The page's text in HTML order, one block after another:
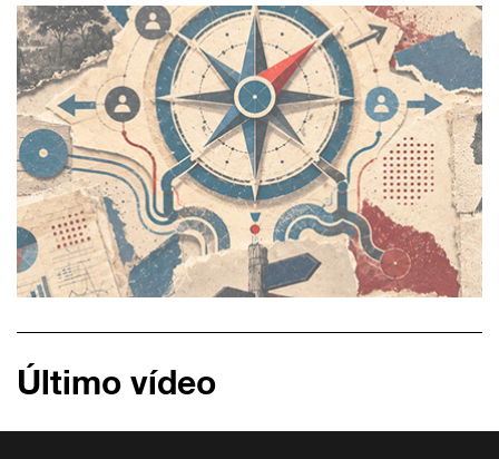
Último vídeo